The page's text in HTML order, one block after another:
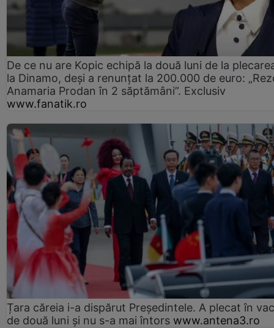
De ce nu are Kopic echipă la două luni de la
la Dinamo, deși a renunțat la 200.000 de euro:
Anamaria Prodan în 2 săptămâni”. Exclusiv
www.fanatik.ro
Țara căreia i-a dispărut Președintele. A plecat în
de două luni și nu s-a mai întors www.antena3.ro